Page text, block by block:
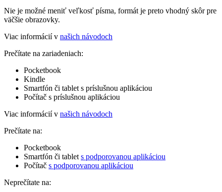
Nie je možné meniť veľkosť písma, formát je preto vhodný skôr pre
väčšie obrazovky.
Viac informácií v našich návodoch
Prečítate na zariadeniach:
Pocketbook
Kindle
Smartfón či tablet s príslušnou aplikáciou
Počítač s príslušnou aplikáciou
Viac informácií v našich návodoch
Prečítate na:
Pocketbook
Smartfón či tablet s podporovanou aplikáciou
Počítač s podporovanou aplikáciou
Neprečítate na: